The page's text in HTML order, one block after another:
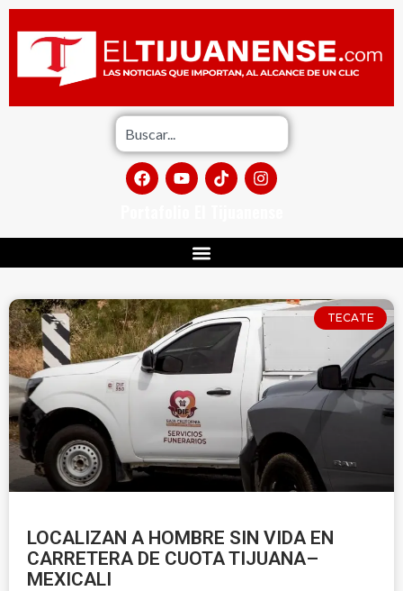
TECATE
LOCALIZAN A HOMBRE SIN VIDA EN
CARRETERA DE CUOTA TIJUANA–
MEXICALI